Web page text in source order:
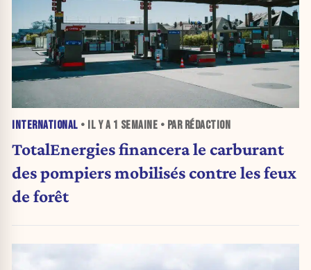
INTERNATIONAL • IL Y A 1 SEMAINE • PAR RÉDACTION
TotalEnergies financera le carburant
des pompiers mobilisés contre les feux
de forêt